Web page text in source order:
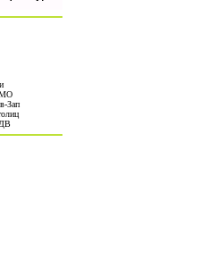
МО
Зап